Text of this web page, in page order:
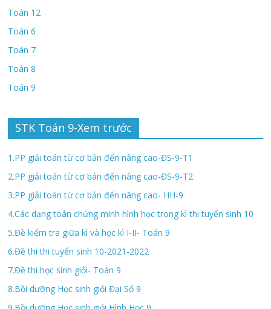
Toán 12
Toán 6
Toán 7
Toán 8
Toán 9
STK Toán 9-Xem trước
1.PP giải toán từ cơ bản đến nâng cao-ĐS-9-T1
2.PP giải toán từ cơ bản đến nâng cao-ĐS-9-T2
3.PP giải toán từ cơ bản đến nâng cao- HH-9
4.Các dạng toán chứng minh hình học trong kì thi tuyển sinh 10
5.Đề kiểm tra giữa kì và học kì I-II- Toán 9
6.Đề thi thi tuyển sinh 10-2021-2022
7.Đề thi học sinh giỏi- Toán 9
8.Bồi dưỡng Học sinh giỏi Đại Số 9